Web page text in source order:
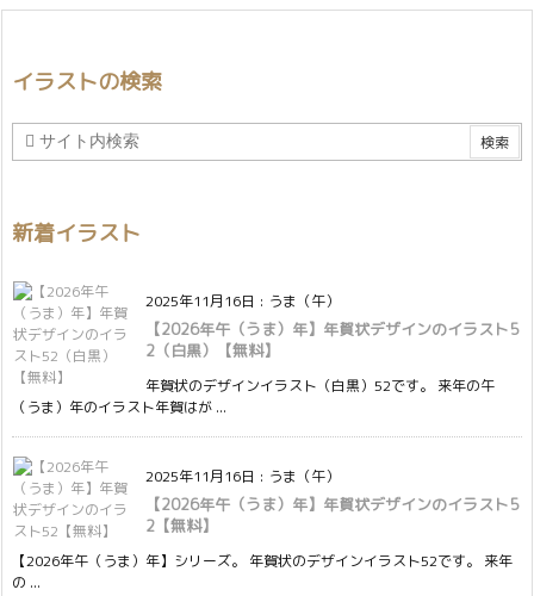
イラストの検索
新着イラスト
2025年11月16日 : うま（午）
【2026年午（うま）年】年賀状デザインのイラスト5
2（白黒）【無料】
年賀状のデザインイラスト（白黒）52です。 来年の午
（うま）年のイラスト年賀はが ...
2025年11月16日 : うま（午）
【2026年午（うま）年】年賀状デザインのイラスト5
2【無料】
【2026年午（うま）年】シリーズ。 年賀状のデザインイラスト52です。 来年
の ...